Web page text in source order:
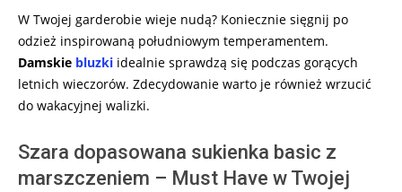
W Twojej garderobie wieje nudą? Koniecznie sięgnij po
odzież inspirowaną południowym temperamentem.
Damskie bluzki idealnie sprawdzą się podczas gorących
letnich wieczorów. Zdecydowanie warto je również wrzucić
do wakacyjnej walizki.
Szara dopasowana sukienka basic z
marszczeniem – Must Have w Twojej